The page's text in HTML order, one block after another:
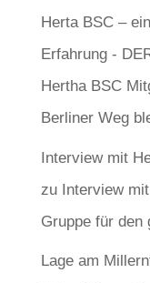
Herta BSC –
Erfahrung -
Hertha BSC
Berliner Weg
Interview mit
zu Interview
Gruppe für den
Lage am